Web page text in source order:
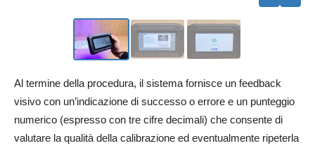
Al termine della procedura, il sistema fornisce un feedback
visivo con un’indicazione di successo o errore e un punteggio
numerico (espresso con tre cifre decimali) che consente di
valutare la qualità della calibrazione ed eventualmente ripeterla